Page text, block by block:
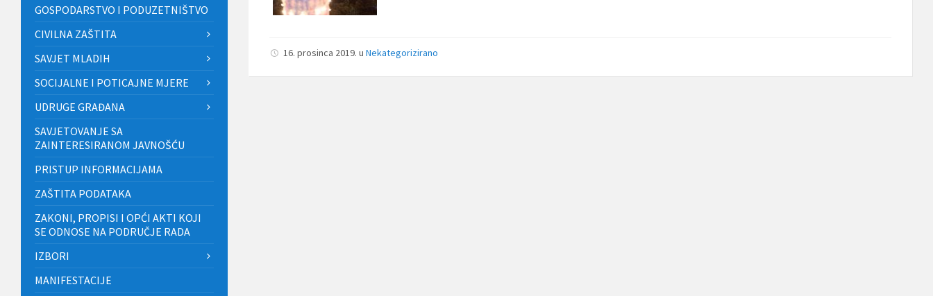
16. prosinca 2019.uNekategorizirano
GOSPODARSTVO I PODUZETNIŠTVO
CIVILNA ZAŠTITA
SAVJET MLADIH
SOCIJALNE I POTICAJNE MJERE
UDRUGE GRAĐANA
SAVJETOVANJE SA
ZAINTERESIRANOM JAVNOŠĆU
PRISTUP INFORMACIJAMA
ZAŠTITA PODATAKA
ZAKONI, PROPISI I OPĆI AKTI KOJI
SE ODNOSE NA PODRUČJE RADA
IZBORI
MANIFESTACIJE